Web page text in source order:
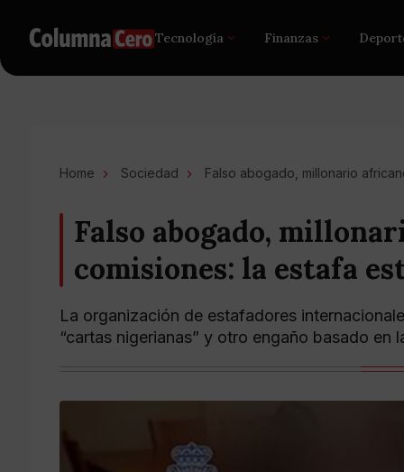
Tecnología Finanzas
Home Sociedad Falso abogado, millonario
Falso abogado,
comisiones: la estafa
La organización de estafadores
“cartas nigerianas” y otro engaño basado en